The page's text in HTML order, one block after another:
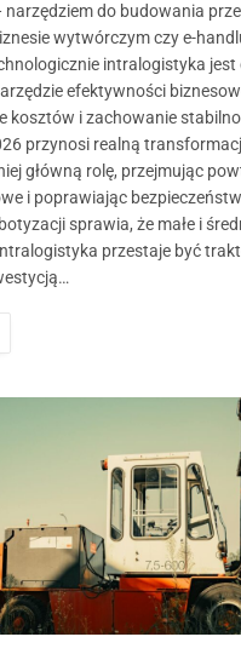
do budowania
wytwórczym czy e-
intralogistyka jest
efektywności
kosztów i zachowanie
przynosi realną
główną rolę, przejmując
i poprawiając
sprawia, że małe i
przestaje być